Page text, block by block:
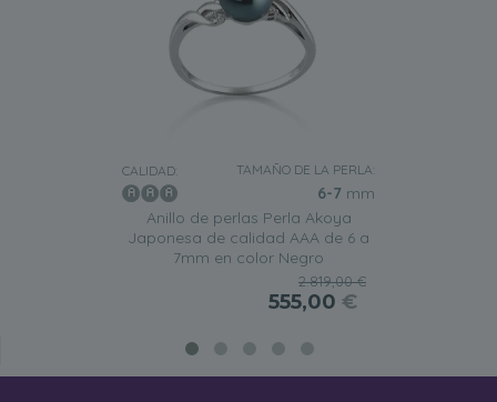
CALIDAD: TAMAÑO DE LA PERLA:
6-7 mm
Anillo de perlas Perla Akoya
Japonesa de calidad AAA de 6 a
7mm en color Negro
2.819,00 €
555,00 €